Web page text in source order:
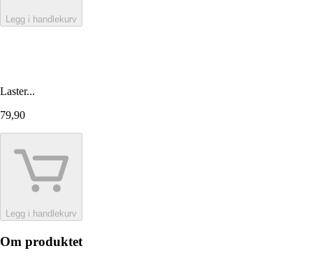
Legg i handlekurv
Laster...
79,90
Legg i handlekurv
Om produktet